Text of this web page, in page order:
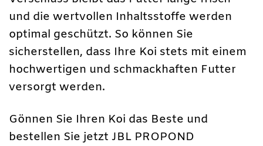
und die wertvollen Inhaltsstoffe werden
optimal geschützt. So können Sie
sicherstellen, dass Ihre Koi stets mit einem
hochwertigen und schmackhaften Futter
versorgt werden.
Gönnen Sie Ihren Koi das Beste und
bestellen Sie jetzt JBL PROPOND